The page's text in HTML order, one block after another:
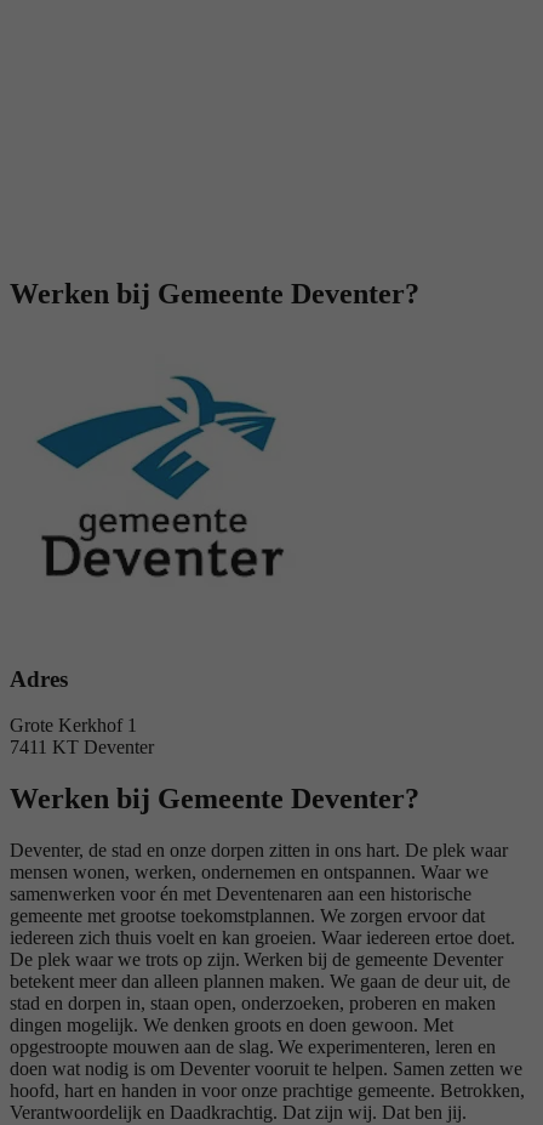
Werken bij Gemeente Deventer?
Adres
Grote Kerkhof 1
7411 KT Deventer
Werken bij Gemeente Deventer?
Deventer, de stad en onze dorpen zitten in ons hart. De plek waar
mensen wonen, werken, ondernemen en ontspannen. Waar we
samenwerken voor én met Deventenaren aan een historische
gemeente met grootse toekomstplannen. We zorgen ervoor dat
iedereen zich thuis voelt en kan groeien. Waar iedereen ertoe doet.
De plek waar we trots op zijn. Werken bij de gemeente Deventer
betekent meer dan alleen plannen maken. We gaan de deur uit, de
stad en dorpen in, staan open, onderzoeken, proberen en maken
dingen mogelijk. We denken groots en doen gewoon. Met
opgestroopte mouwen aan de slag. We experimenteren, leren en
doen wat nodig is om Deventer vooruit te helpen. Samen zetten we
hoofd, hart en handen in voor onze prachtige gemeente. Betrokken,
Verantwoordelijk en Daadkrachtig. Dat zijn wij. Dat ben jij.